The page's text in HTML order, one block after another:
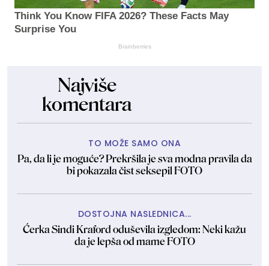
Think You Know FIFA 2026? These Facts May
Surprise You
Brainberries
Najviše
komentara
TO MOŽE SAMO ONA
Pa, da li je moguće? Prekršila je sva modna pravila da
bi pokazala čist seksepil FOTO
DOSTOJNA NASLEDNICA...
Ćerka Sindi Kraford oduševila izgledom: Neki kažu
da je lepša od mame FOTO